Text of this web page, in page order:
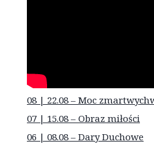
08 | 22.08 – Moc
07 | 15.08 – Obraz miłości
06 | 08.08 – Dary Duchowe